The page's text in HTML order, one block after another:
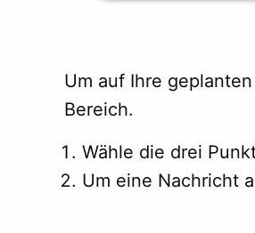
Um auf Ihre
Bereich.
Wähle die drei
Um eine Nachricht